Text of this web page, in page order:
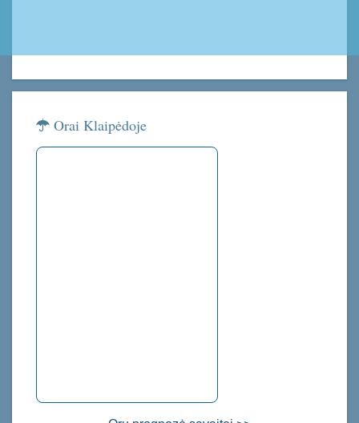
Orai Klaipėdoje